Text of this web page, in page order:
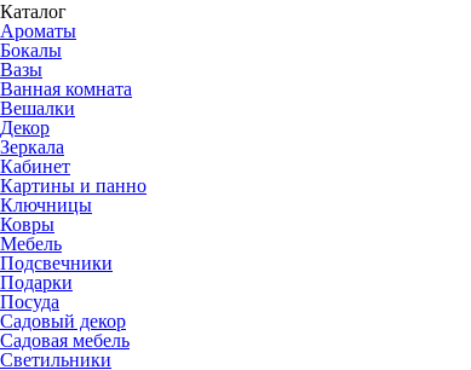
Каталог
Ароматы
Бокалы
Вазы
Ванная комната
Вешалки
Декор
Зеркала
Кабинет
Картины и панно
Ключницы
Ковры
Мебель
Подсвечники
Подарки
Посуда
Садовый декор
Садовая мебель
Светильники